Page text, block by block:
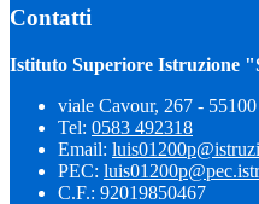
Contatti
Istituto Superiore Istruzione
viale Cavour, 267 -
Tel: 0583 492318
Email:
PEC:
C.F.: 92019850467